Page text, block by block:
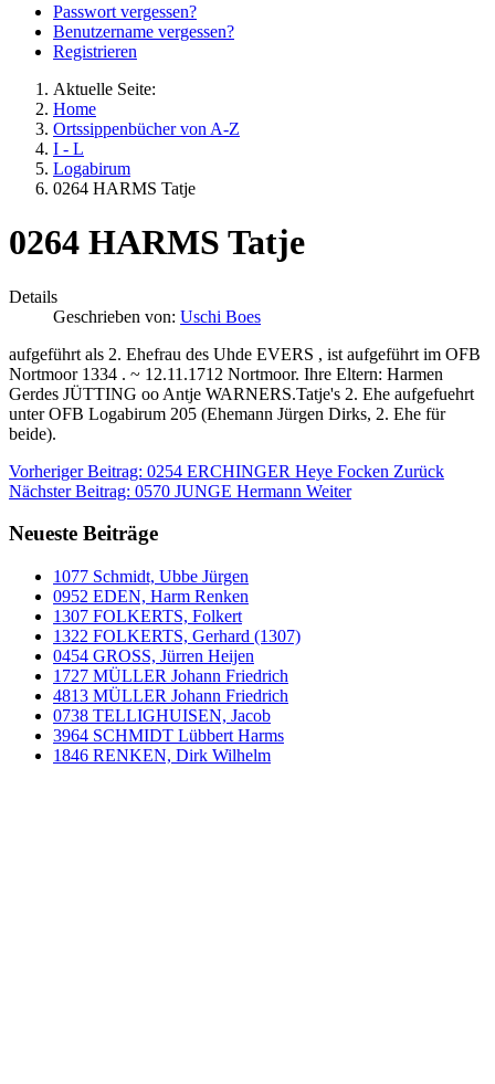
Passwort vergessen?
Benutzername vergessen?
Registrieren
Aktuelle Seite:
Home
Ortssippenbücher von A-Z
I - L
Logabirum
0264 HARMS Tatje
0264 HARMS Tatje
Details
Geschrieben von: Uschi Boes
aufgeführt als 2. Ehefrau des Uhde EVERS , ist aufgeführt im OFB
Nortmoor 1334 . ~ 12.11.1712 Nortmoor. Ihre Eltern: Harmen
Gerdes JÜTTING oo Antje WARNERS.Tatje's 2. Ehe aufgefuehrt
unter OFB Logabirum 205 (Ehemann Jürgen Dirks, 2. Ehe für
beide).
Vorheriger Beitrag: 0254 ERCHINGER Heye Focken Zurück
Nächster Beitrag: 0570 JUNGE Hermann Weiter
Neueste Beiträge
1077 Schmidt, Ubbe Jürgen
0952 EDEN, Harm Renken
1307 FOLKERTS, Folkert
1322 FOLKERTS, Gerhard (1307)
0454 GROSS, Jürren Heijen
1727 MÜLLER Johann Friedrich
4813 MÜLLER Johann Friedrich
0738 TELLIGHUISEN, Jacob
3964 SCHMIDT Lübbert Harms
1846 RENKEN, Dirk Wilhelm